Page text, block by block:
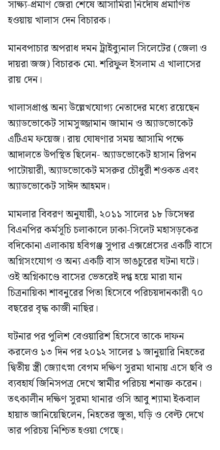
সাক্ষ্য-প্রমাণ জেরা শেষে আসামিরা নির্দোষ প্রমাণিত
হওয়ায় খালাস দেন বিচারক।
মানবপাচার অপরাধ দমন ট্রাইব্যুনাল সিলেটের (জেলা ও
দায়রা জজ) বিচারক মো. শরিফুল ইসলাম এ খালাসের
রায় দেন।
খালাসপ্রাপ্ত অন্য উল্লেখযোগ্য নেতাদের মধ্যে রয়েছেন
অ্যাডভোকেট সামসুজ্জামান জামান ও অ্যাডভোকেট
এটিএম ফয়েজ। রায় ঘোষণার সময় আসামি পক্ষে
আদালতে উপস্থিত ছিলেন- অ্যাডভোকেট হাসান রিপন
পাটোয়ারী, অ্যাডভোকেট মসরুর চৌধুরী শওকত এবং
অ্যাডভোকেট সাঈদ আহমদ।
মামলার বিবরণ অনুযায়ী, ২০১১ সালের ১৮ ডিসেম্বর
বিএনপির কর্মসূচি চলাকালে ঢাকা-সিলেট মহাসড়কের
বদিকোনা এলাকায় হবিগঞ্জ সুপার এক্সপ্রেসের একটি বাসে
অগ্নিসংযোগ ও অন্য একটি বাস ভাঙচুরের ঘটনা ঘটে।
ওই অগ্নিকাণ্ডে বাসের ভেতরেই দগ্ধ হয়ে মারা যান
চিত্রনায়িকা শাবনুরের পিতা হিসেবে পরিচয়দানকারী ৭০
বছরের বৃদ্ধ কাজী নাছির।
ঘটনার পর পুলিশ বেওয়ারিশ হিসেবে তাকে দাফন
করলেও ১৩ দিন পর ২০১২ সালের ১ জানুয়ারি নিহতের
দ্বিতীয় স্ত্রী জ্যোৎস্না বেগম দক্ষিণ সুরমা থানায় এসে ছবি ও
ব্যবহার্য জিনিসপত্র দেখে স্বামীর পরিচয় শনাক্ত করেন।
তৎকালীন দক্ষিণ সুরমা থানার ওসি আবু শ্যামা ইকবাল
হায়াত জানিয়েছিলেন, নিহতের জুতা, ঘড়ি ও বেল্ট দেখে
তার পরিচয় নিশ্চিত হওয়া গেছে।